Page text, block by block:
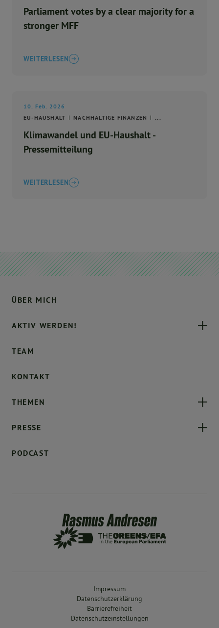
Parliament votes by a clear majority for a
stronger MFF
WEITERLESEN
10. Feb. 2026
EU-HAUSHALT
NACHHALTIGE FINANZEN ...
Klimawandel und EU-Haushalt -
Pressemitteilung
WEITERLESEN
ÜBER MICH
AKTIV WERDEN!
TEAM
KONTAKT
THEMEN
PRESSE
PODCAST
Impressum
Datenschutzerklärung
Barrierefreiheit
Datenschutzeinstellungen